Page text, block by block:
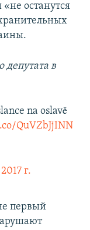
останутся
депутата в
na oslavě
QuVZbJjINN
г.
первый